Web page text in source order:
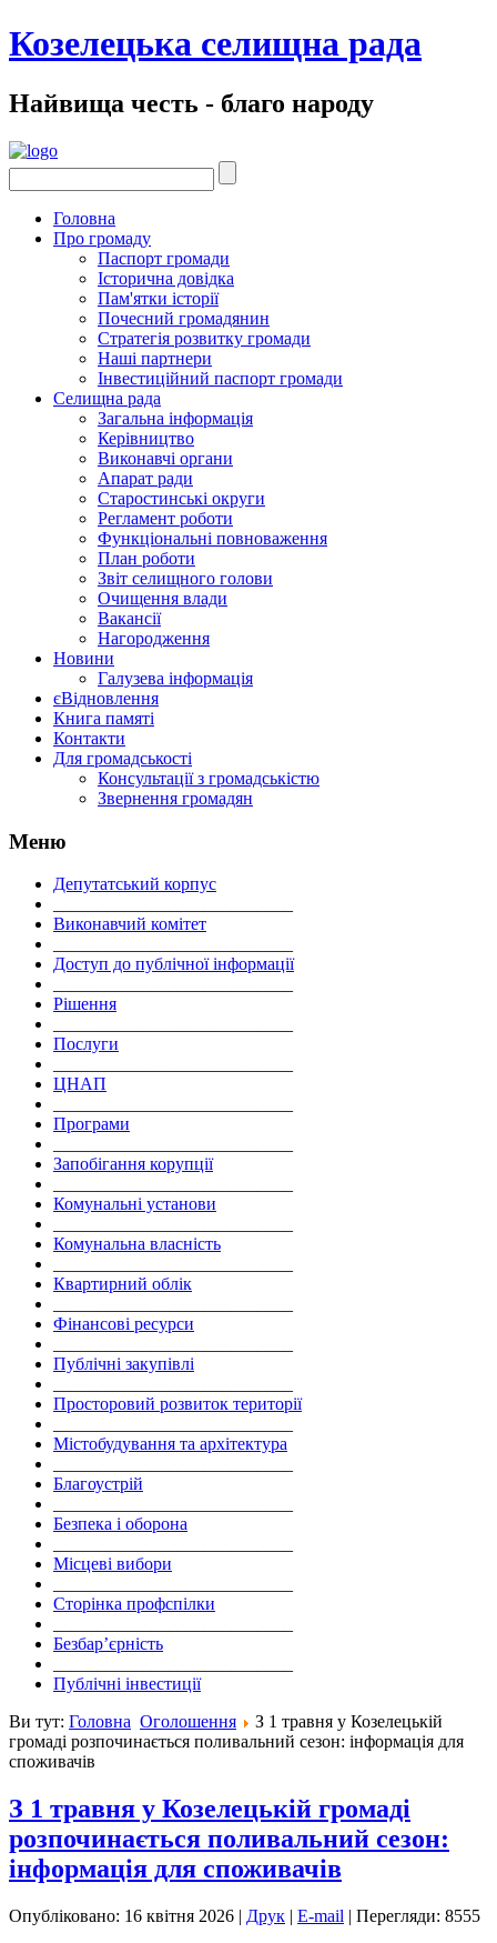
Козелецька селищна рада
Найвища честь - благо народу
Головна
Про громаду
Паспорт громади
Історична довідка
Пам'ятки історії
Почесний громадянин
Стратегія розвитку громади
Наші партнери
Інвестиційний паспорт громади
Селищна рада
Загальна інформація
Керівництво
Виконавчі органи
Апарат ради
Старостинські округи
Регламент роботи
Функціональні повноваження
План роботи
Звіт селищного голови
Очищення влади
Вакансії
Нагородження
Новини
Галузева інформація
єВідновлення
Книга памяті
Контакти
Для громадськості
Консультації з громадськістю
Звернення громадян
Меню
Депутатський корпус
Виконавчий комітет
Доступ до публічної інформації
Рішення
Послуги
ЦНАП
Програми
Запобігання корупції
Комунальні установи
Комунальна власність
Квартирний облік
Фінансові ресурси
Публічні закупівлі
Просторовий розвиток території
Містобудування та архітектура
Благоустрій
Безпека і оборона
Місцеві вибори
Сторінка профспілки
Безбар’єрність
Публічні інвестиції
Ви тут: Головна Оголошення
З 1 травня у Козелецькій
громаді розпочинається поливальний сезон: інформація для
споживачів
З 1 травня у Козелецькій громаді
розпочинається поливальний сезон:
інформація для споживачів
Опубліковано: 16 квітня 2026 | Друк | E-mail | Перегляди: 8555